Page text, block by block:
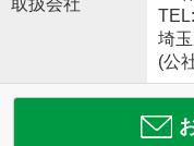
取扱会社
埼
(公